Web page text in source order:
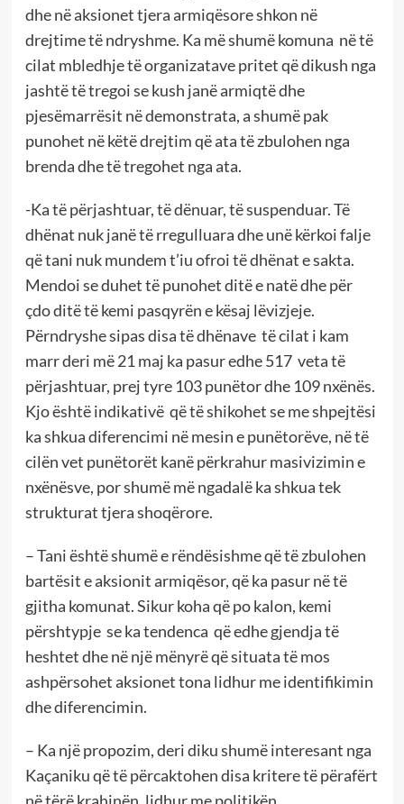
dhe në aksionet tjera armiqësore shkon në
drejtime të ndryshme. Ka më shumë komuna në të
cilat mbledhje të organizatave pritet që dikush nga
jashtë të tregoi se kush janë armiqtë dhe
pjesëmarrësit në demonstrata, a shumë pak
punohet në këtë drejtim që ata të zbulohen nga
brenda dhe të tregohet nga ata.
-Ka të përjashtuar, të dënuar, të suspenduar. Të
dhënat nuk janë të rregulluara dhe unë kërkoi falje
që tani nuk mundem t’iu ofroi të dhënat e sakta.
Mendoi se duhet të punohet ditë e natë dhe për
çdo ditë të kemi pasqyrën e kësaj lëvizjeje.
Përndryshe sipas disa të dhënave të cilat i kam
marr deri më 21 maj ka pasur edhe 517 veta të
përjashtuar, prej tyre 103 punëtor dhe 109 nxënës.
Kjo është indikativë që të shikohet se me shpejtësi
ka shkua diferencimi në mesin e punëtorëve, në të
cilën vet punëtorët kanë përkrahur masivizimin e
nxënësve, por shumë më ngadalë ka shkua tek
strukturat tjera shoqërore.
– Tani është shumë e rëndësishme që të zbulohen
bartësit e aksionit armiqësor, që ka pasur në të
gjitha komunat. Sikur koha që po kalon, kemi
përshtypje se ka tendenca që edhe gjendja të
heshtet dhe në një mënyrë që situata të mos
ashpërsohet aksionet tona lidhur me identifikimin
dhe diferencimin.
– Ka një propozim, deri diku shumë interesant nga
Kaçaniku që të përcaktohen disa kritere të përafërt